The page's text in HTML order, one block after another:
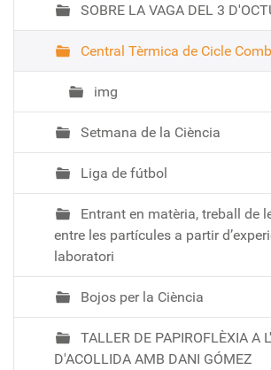
SOBRE LA VAGA DEL 3
Central Tèrmica de Cicle
img
Setmana de la Ciència
Liga de fútbol
Entrant en matèria, treball de
entre les partícules a partir
laboratori
Bojos per la Ciència
TALLER DE PAPIROFLÈXIA A
D'ACOLLIDA AMB DANI GÓMEZ